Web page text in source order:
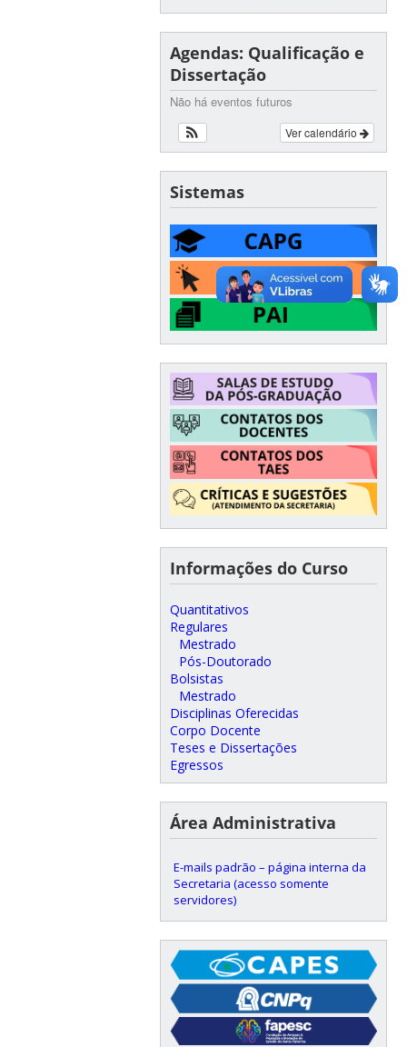
Agendas: Qualificação e
Dissertação
Não há eventos futuros
Ver calendário
Sistemas
Informações do Curso
Quantitativos
Regulares
Mestrado
Pós-Doutorado
Bolsistas
Mestrado
Disciplinas Oferecidas
Corpo Docente
Teses e Dissertações
Egressos
Área Administrativa
E-mails padrão – página interna da
Secretaria (acesso somente
servidores)